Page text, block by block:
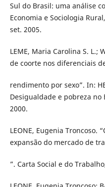
Sul do Brasil: uma análise
Economia e Sociologia
set. 2005.
LEME, Maria Carolina S. L.;
de coorte nos diferenciais
rendimento por sexo”. In:
Desigualdade e pobreza no
2000.
LEONE, Eugenia Troncoso.
expansão do mercado de
”. Carta Social e do